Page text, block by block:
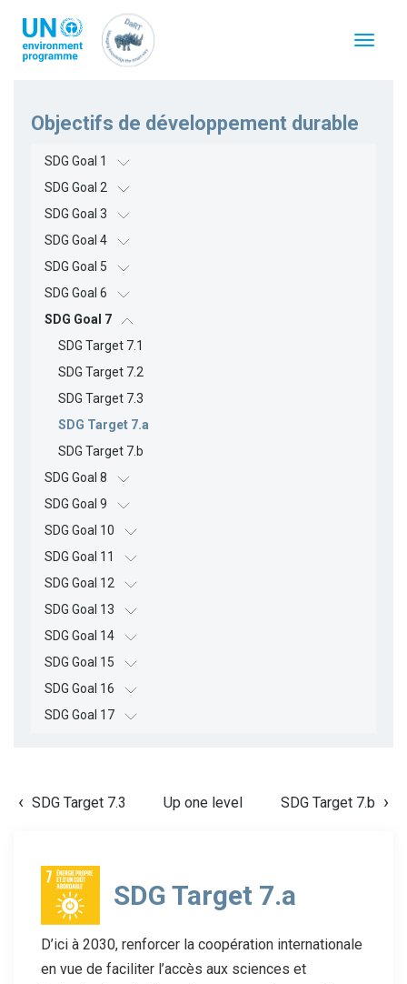
contenu
principal
Toggle
Objectifs de développement durable
SDG Goal 1
SDG Goal 2
SDG Goal 3
SDG Goal 4
SDG Goal 5
SDG Goal 6
SDG Goal 7
SDG Target 7.1
SDG Target 7.2
SDG Target 7.3
SDG Target 7.a
SDG Target 7.b
SDG Goal 8
SDG Goal 9
SDG Goal 10
SDG Goal 11
SDG Goal 12
SDG Goal 13
SDG Goal 14
SDG Goal 15
SDG Goal 16
SDG Goal 17
SDG Target 7.3 Up one level SDG Target 7.b
SDG Target 7.a
D’ici à 2030, renforcer la coopération internationale
en vue de faciliter l’accès aux sciences et